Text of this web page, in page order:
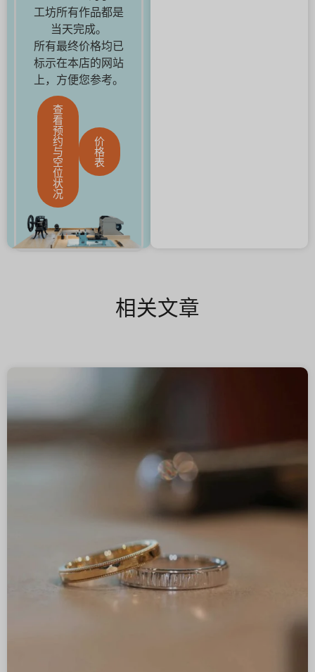
工坊所有作品都是
当天完成。
所有最终价格均已
标示在本店的网站
上，方便您参考。
查
看
预
约
与
空
位
状
况
价
格
表
相关文章